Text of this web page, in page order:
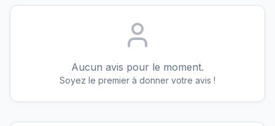
Aucun avis pour le moment.
Soyez le premier à donner votre avis !